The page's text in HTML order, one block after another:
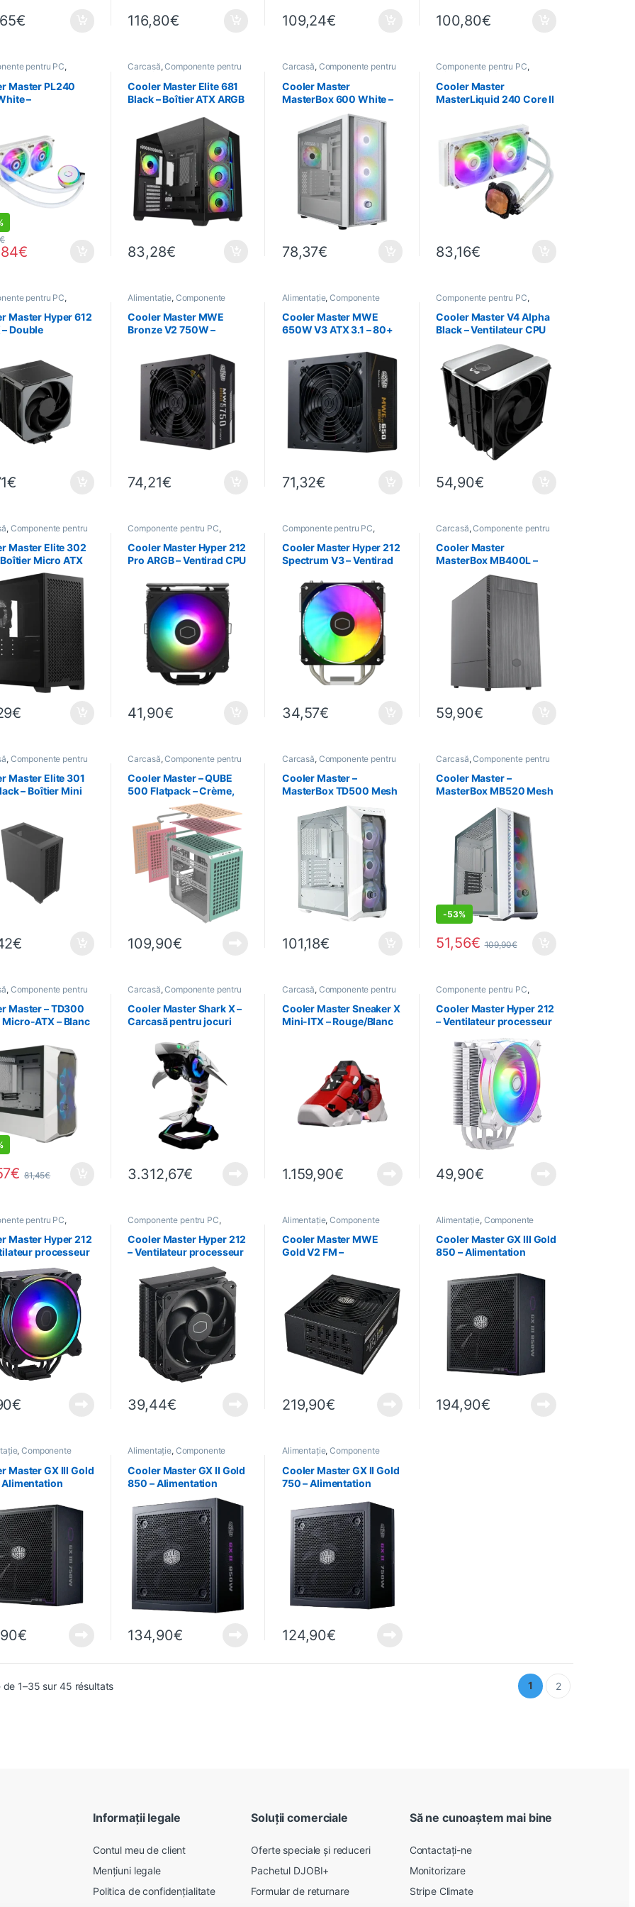
€ 116,80€ 109,24€ 100,80€
pentru PC,
PROMOTIONS
Master PL240
–
€
€
Carcasă,Componente pentru
Informatică
Cooler Master Elite 681
Black – Boîtier ATX ARGB
83,28€
Carcasă, Componente pentru
Informatică
Cooler Master
MasterBox 600 White –
Boîtier ATX avec 3
ventilateurs 140 mm
ARGB
78,37€
Componente pentru PC,
Informatică
Refroidissement
Cooler Master
MasterLiquid 240 Core II
Watercooling 240 mm
83,16€
pentru PC,
Refroidissement
Master Hyper 612
– Double
€
Alimentație, Componente
pentru PC
Informatică
Cooler Master MWE
Bronze V2 750W –
74,21€
Alimentație,Componente
pentru PC
Informatică
Cooler Master MWE
650W V3 ATX 3.1 – 80+
71,32€
Componente pentru PC,
Informatică
Refroidissement
Cooler Master V4 Alpha
Black – Ventilateur CPU
double 120 mm
54,90€
, Componente pentru
Master Elite 302
Micro ATX
C
€
Componente pentru PC,
Informatică
Refroidissement
Cooler Master Hyper 212
Pro ARGB – Ventirad CPU
41,90€
Componente pentru PC,
Informatică
Refroidissement
Cooler Master Hyper 212
Spectrum V3 – Ventirad
34,57€
Carcasă,Componente pentru
Informatică
Cooler Master
MasterBox MB400L –
Boîtier Micro ATX Noir
avec ODD
59,90€
, Componente pentru
Master Elite 301
– Boîtier Mini
€
Carcasă,Componente pentru
Informatică
Cooler Master – QUBE
500 Flatpack – Crème,
Menthe, Rose (En kit)
109,90€
Carcasă, Componente pentru
Informatică
Cooler Master –
MasterBox TD500 Mesh
V2 ATX – Blanc
101,18€
Carcasă,Componente pentru
Informatică
PROMOTIONS
Cooler Master –
MasterBox MB520 Mesh
-53%
51,56€ 109,90€
, Componente pentru
Master – TD300
ATX – Blanc
€ 81,45€
Carcasă,Componente pentru
Preasamblat
Cooler Master Shark X –
Carcasă pentru jocuri
3.312,67€
Carcasă, Componente pentru
Cooler Master Sneaker X
Mini-ITX – Rouge/Blanc
1.159,90€
Componente pentru PC,
Cooler Master Hyper 212
– Ventilateur processeur
ARGB – Halo White
49,90€
pentru PC,
Master Hyper 212
processeur
Intel et AMD – LED
– Halo Black
€
Componente pentru PC,
Cooler Master Hyper 212
– Ventilateur processeur
socket Intel et AMD –
Black Edition
39,44€
Alimentație,Componente
Cooler Master MWE
Gold V2 FM –
ATX 3.0 – PCIe Gen5
219,90€
Alimentație, Componente
Cooler Master GX III Gold
850 – Alimentation
194,90€
,Componente
Informatică
Master GX III Gold
Alimentation
€
Alimentație, Componente
pentru PC
Informatică
Cooler Master GX II Gold
850 – Alimentation
850W – 24-pin ATX
134,90€
Alimentație,Componente
pentru PC
Informatică
Cooler Master GX II Gold
750 – Alimentation
124,90€
de 1–35 sur 45 résultatsTrié du plus récent au plus ancien 1 2
Informații legale
Contul meu de client
Mențiuni legale
Politica de confidențialitate
Soluții comerciale
Oferte speciale și reduceri
Pachetul DJOBI+
Formular de returnare
Să ne cunoaștem mai bine
Contactați-ne
Monitorizare
Stripe Climate